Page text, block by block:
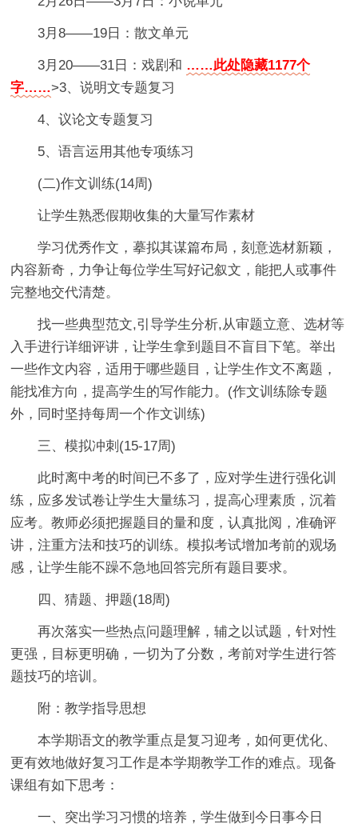
3月8——19日：散文单元
3月20——31日：戏剧和 ……此处隐藏1177个
字……>3、说明文专题复习
4、议论文专题复习
5、语言运用其他专项练习
(二)作文训练(14周)
让学生熟悉假期收集的大量写作素材
学习优秀作文，摹拟其谋篇布局，刻意选材新颖，
内容新奇，力争让每位学生写好记叙文，能把人或事件
完整地交代清楚。
找一些典型范文,引导学生分析,从审题立意、选材等
入手进行详细评讲，让学生拿到题目不盲目下笔。举出
一些作文内容，适用于哪些题目，让学生作文不离题，
能找准方向，提高学生的写作能力。(作文训练除专题
外，同时坚持每周一个作文训练)
三、模拟冲刺(15-17周)
此时离中考的时间已不多了，应对学生进行强化训
练，应多发试卷让学生大量练习，提高心理素质，沉着
应考。教师必须把握题目的量和度，认真批阅，准确评
讲，注重方法和技巧的训练。模拟考试增加考前的观场
感，让学生能不躁不急地回答完所有题目要求。
四、猜题、押题(18周)
再次落实一些热点问题理解，辅之以试题，针对性
更强，目标更明确，一切为了分数，考前对学生进行答
题技巧的培训。
附：教学指导思想
本学期语文的教学重点是复习迎考，如何更优化、
更有效地做好复习工作是本学期教学工作的难点。现备
课组有如下思考：
一、突出学习习惯的培养，学生做到今日事今日